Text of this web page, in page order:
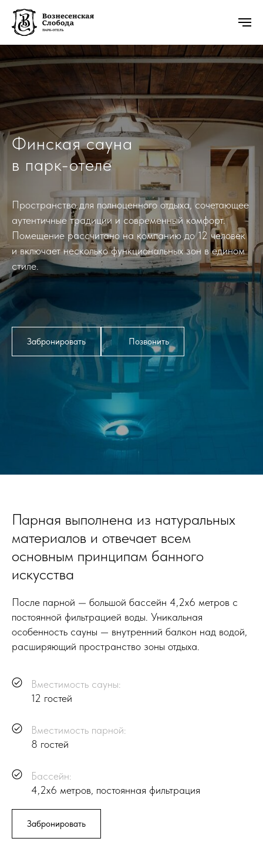
Финская сауна
в парк-отеле
Пространство для полноценного отдыха, сочетающее
аутентичные традиции и современный комфорт.
Помещение рассчитано на компанию до 12 человек
и включает несколько функциональных зон в едином
стиле.
Забронировать Позвонить
Парная выполнена из натуральных
материалов и отвечает всем
основным принципам банного
искусства
После парной — большой бассейн 4,2x6 метров с
постоянной фильтрацией воды. Уникальная
особенность сауны — внутренний балкон над водой,
расширяющий пространство зоны отдыха.
Вместимость сауны:
12 гостей
Вместимость парной:
8 гостей
Бассейн:
4,2x6 метров, постоянная фильтрация
Забронировать